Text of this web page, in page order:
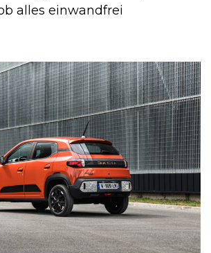
alles einwandfrei